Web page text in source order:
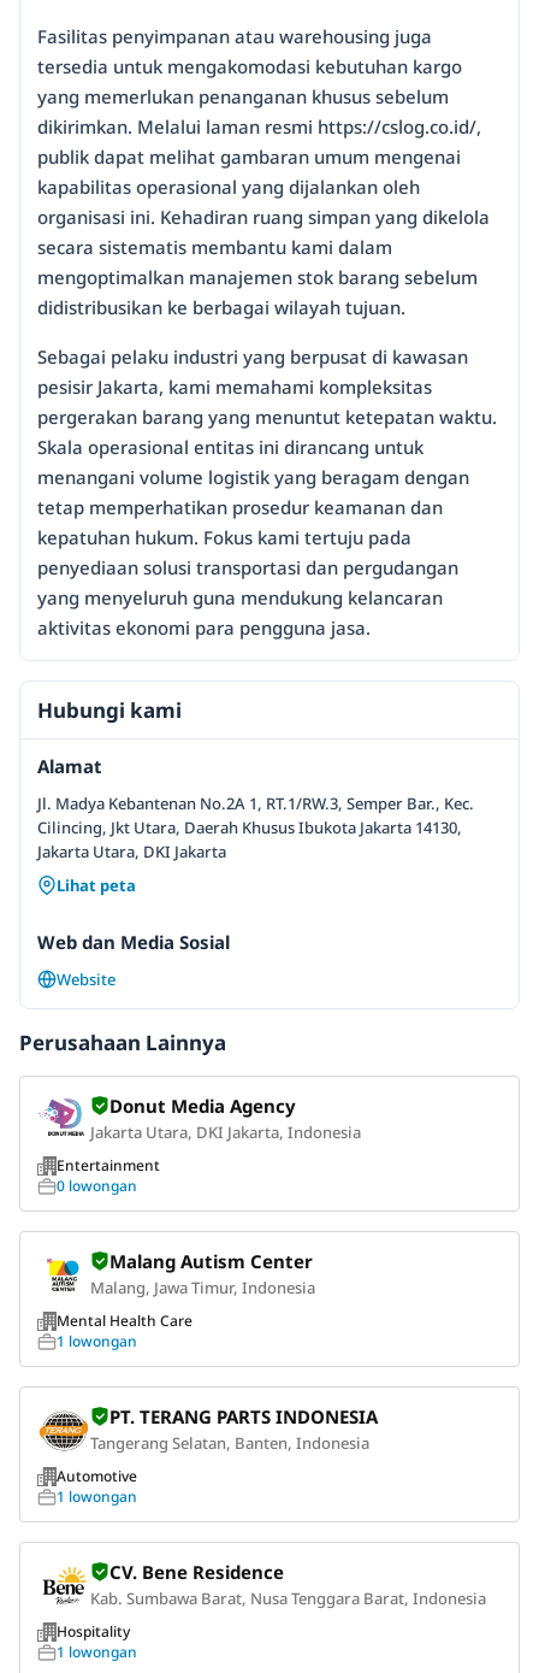
Fasilitas penyimpanan atau warehousing juga
tersedia untuk mengakomodasi kebutuhan kargo
yang memerlukan penanganan khusus sebelum
dikirimkan. Melalui laman resmi https://cslog.co.id/,
publik dapat melihat gambaran umum mengenai
kapabilitas operasional yang dijalankan oleh
organisasi ini. Kehadiran ruang simpan yang dikelola
secara sistematis membantu kami dalam
mengoptimalkan manajemen stok barang sebelum
didistribusikan ke berbagai wilayah tujuan.
Sebagai pelaku industri yang berpusat di kawasan
pesisir Jakarta, kami memahami kompleksitas
pergerakan barang yang menuntut ketepatan waktu.
Skala operasional entitas ini dirancang untuk
menangani volume logistik yang beragam dengan
tetap memperhatikan prosedur keamanan dan
kepatuhan hukum. Fokus kami tertuju pada
penyediaan solusi transportasi dan pergudangan
yang menyeluruh guna mendukung kelancaran
aktivitas ekonomi para pengguna jasa.
Hubungi kami
Alamat
Jl. Madya Kebantenan No.2A 1, RT.1/RW.3, Semper Bar., Kec.
Cilincing, Jkt Utara, Daerah Khusus Ibukota Jakarta 14130,
Jakarta Utara, DKI Jakarta
Lihat peta
Web dan Media Sosial
Website
Perusahaan Lainnya
Donut Media Agency
Jakarta Utara, DKI Jakarta, Indonesia
Entertainment
0 lowongan
Malang Autism Center
Malang, Jawa Timur, Indonesia
Mental Health Care
1 lowongan
PT. TERANG PARTS INDONESIA
Tangerang Selatan, Banten, Indonesia
Automotive
1 lowongan
CV. Bene Residence
Kab. Sumbawa Barat, Nusa Tenggara Barat, Indonesia
Hospitality
1 lowongan